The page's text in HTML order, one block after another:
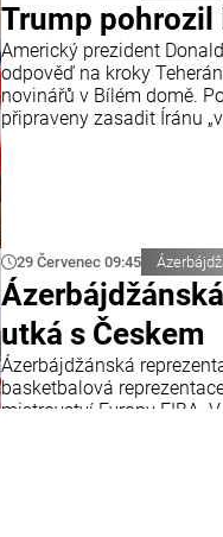
Trump pohrozil
Americký prezident
odpověď na kroky
novinářů v Bílém domě.
připraveny zasadit Íránu
29 Červenec 09:45
utká s Českem
Ázerbájdžánská
basketbalová
mistrovství Evropy FIBA.